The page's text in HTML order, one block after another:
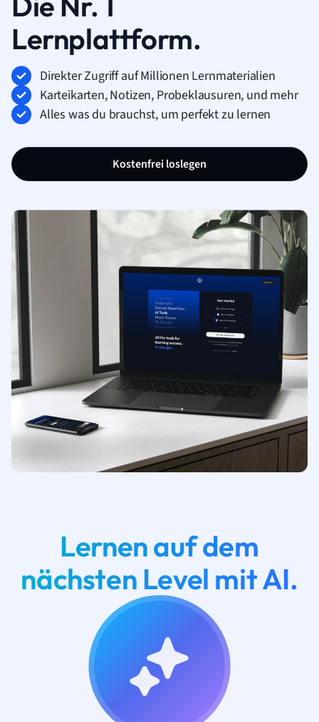
Lernplattform.
Direkter Zugriff auf Millionen Lernmaterialien
Karteikarten, Notizen, Probeklausuren, und mehr
Alles was du brauchst, um perfekt zu lernen
Kostenfrei loslegen
Lernen auf dem
nächsten Level mit AI.